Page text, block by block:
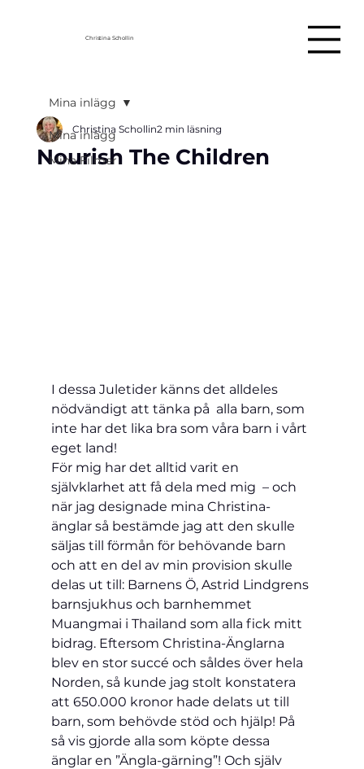
Christina Schollin
Mina inlägg
Mina Filmer
Mina inlägg
Nourish The Children
Christina Schollin2 min läsning
I dessa Juletider känns det alldeles
nödvändigt att tänka på  alla barn, som
inte har det lika bra som våra barn i vårt
eget land!
För mig har det alltid varit en
självklarhet att få dela med mig  – och
när jag designade mina Christina-
änglar så bestämde jag att den skulle
säljas till förmån för behövande barn
och att en del av min provision skulle
delas ut till: Barnens Ö, Astrid Lindgrens
barnsjukhus och barnhemmet
Muangmai i Thailand som alla fick mitt
bidrag. Eftersom Christina-Änglarna
blev en stor succé och såldes över hela
Norden, så kunde jag stolt konstatera
att 650.000 kronor hade delats ut till
barn, som behövde stöd och hjälp! På
så vis gjorde alla som köpte dessa
änglar en ”Ängla-gärning”! Och själv